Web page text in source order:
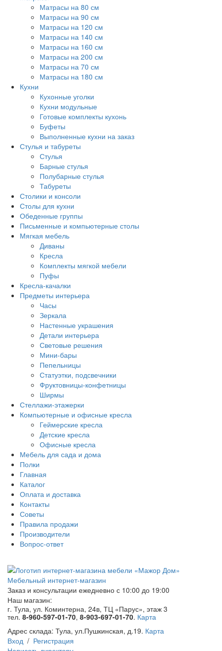
Матрасы на 80 см
Матрасы на 90 см
Матрасы на 120 см
Матрасы на 140 см
Матрасы на 160 см
Матрасы на 200 см
Матрасы на 70 см
Матрасы на 180 см
Кухни
Кухонные уголки
Кухни модульные
Готовые комплекты кухонь
Буфеты
Выполненные кухни на заказ
Стулья и табуреты
Стулья
Барные стулья
Полубарные стулья
Табуреты
Столики и консоли
Столы для кухни
Обеденные группы
Письменные и компьютерные столы
Мягкая мебель
Диваны
Кресла
Комплекты мягкой мебели
Пуфы
Кресла-качалки
Предметы интерьера
Часы
Зеркала
Настенные украшения
Детали интерьера
Световые решения
Мини-бары
Пепельницы
Статуэтки, подсвечники
Фруктовницы-конфетницы
Ширмы
Стеллажи-этажерки
Компьютерные и офисные кресла
Геймерские кресла
Детские кресла
Офисные кресла
Мебель для сада и дома
Полки
Главная
Каталог
Оплата и доставка
Контакты
Советы
Правила продажи
Производители
Вопрос-ответ
Мебельный интернет-магазин
Заказ и консультации ежедневно с 10:00 до 19:00
Наш магазин:
г. Тула, ул. Коминтерна, 24в, ТЦ «Парус», этаж 3
тел. 8-960-597-01-70, 8-903-697-01-70. Карта
Адрес склада: Тула, ул.Пушкинская, д.19. Карта
Вход / Регистрация